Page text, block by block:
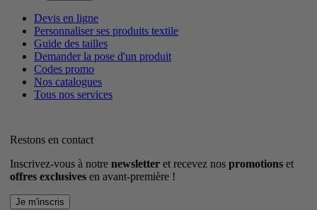
Devis en ligne
Personnaliser ses produits textile
Guide des tailles
Demander la pose d'un produit
Codes promo
Nos catalogues
Tous nos services
Restons en contact
Inscrivez-vous à notre newsletter et recevez nos promotions et
offres exclusives en avant-première !